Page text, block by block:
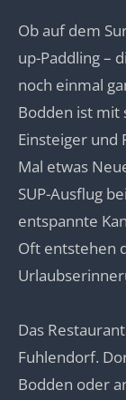
Ob auf dem
up-Paddling –
noch einmal
Bodden ist mit
Einsteiger und
Mal etwas
SUP-Ausflug
entspannte
Oft entstehen
Das Restaurant
Fuhlendorf.
Bodden oder